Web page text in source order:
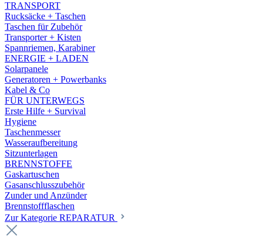
TRANSPORT
Rucksäcke + Taschen
Taschen für Zubehör
Transporter + Kisten
Spannriemen, Karabiner
ENERGIE + LADEN
Solarpanele
Generatoren + Powerbanks
Kabel & Co
FÜR UNTERWEGS
Erste Hilfe + Survival
Hygiene
Taschenmesser
Wasseraufbereitung
Sitzunterlagen
BRENNSTOFFE
Gaskartuschen
Gasanschlusszubehör
Zunder und Anzünder
Brennstoffflaschen
Zur Kategorie REPARATUR